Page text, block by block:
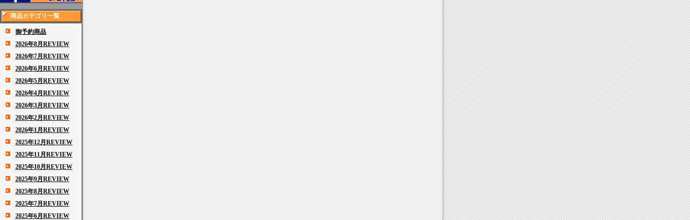
商品カテゴリ一覧
御予約商品
2026年8月REVIEW
2026年7月REVIEW
2026年6月REVIEW
2026年5月REVIEW
2026年4月REVIEW
2026年3月REVIEW
2026年2月REVIEW
2026年1月REVIEW
2025年12月REVIEW
2025年11月REVIEW
2025年10月REVIEW
2025年9月REVIEW
2025年8月REVIEW
2025年7月REVIEW
2025年6月REVIEW